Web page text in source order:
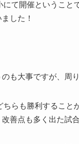
にて開催ということ
した！
も大事ですが、周
らも勝利すること
善点も多く出た試合